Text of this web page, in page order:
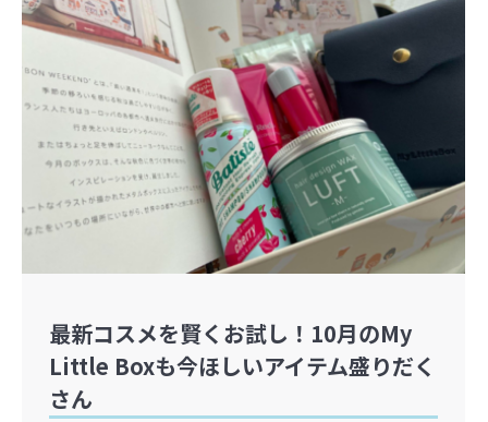
最新コスメを賢くお試し！10月のMy
Little Boxも今ほしいアイテム盛りだく
さん